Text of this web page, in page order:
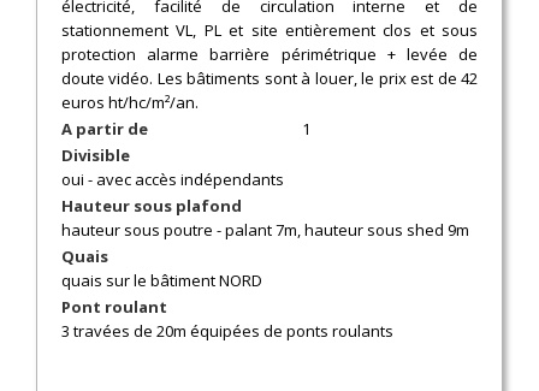
électricité, facilité de circulation interne et de
stationnement VL, PL et site entièrement clos et sous
protection alarme barrière périmétrique + levée de
doute vidéo. Les bâtiments sont à louer, le prix est de 42
euros ht/hc/m²/an.
A partir de
1
Divisible
oui - avec accès indépendants
Hauteur sous plafond
hauteur sous poutre - palant 7m, hauteur sous shed 9m
Quais
quais sur le bâtiment NORD
Pont roulant
3 travées de 20m équipées de ponts roulants